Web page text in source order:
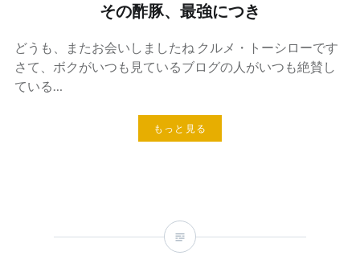
その酢豚、最強につき
どうも、またお会いしましたね クルメ・トーシローです
さて、ボクがいつも見ているブログの人がいつも絶賛し
ている…
もっと見る